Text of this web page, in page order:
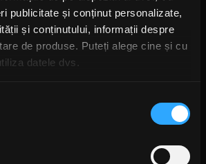
publicitate și conținut personalizate,
și conținutului, informații despre
de produse. Puteți alege cine și cu
datele dvs.
informațiile cu privire la locația dvs.
dispozitivul scanândul-l în mod